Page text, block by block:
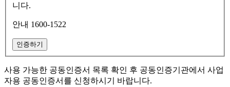
니다.
안내 1600-1522
인증하기
사용 가능한 공동인증서 목록 확인 후 공동인증기관에서 사업
자용 공동인증서를 신청하시기 바랍니다.